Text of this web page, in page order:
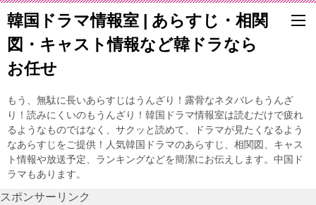
韓国ドラマ情報室 | あらすじ・相関
図・キャスト情報など韓ドラなら
お任せ
もう、無駄に長いあらすじはうんざり！露骨なネタバレもうんざ
り！読みにくいのもうんざり！韓国ドラマ情報室は読むだけで疲れ
るようなものではなく、サクッと読めて、ドラマが見たくなるよう
なあらすじをご提供！人気韓国ドラマのあらすじ、相関図、キャス
ト情報や放送予定、ランキングなどを簡潔にお伝えします。中国ド
ラマもあります。
スポンサーリンク